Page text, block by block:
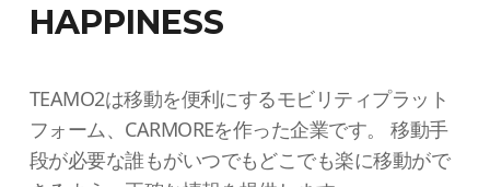
HAPPINESS
TEAMO2は移動を便利にするモビリティプラット
フォーム、CARMOREを作った企業です。 移動手
段が必要な誰もがいつでもどこでも楽に移動がで